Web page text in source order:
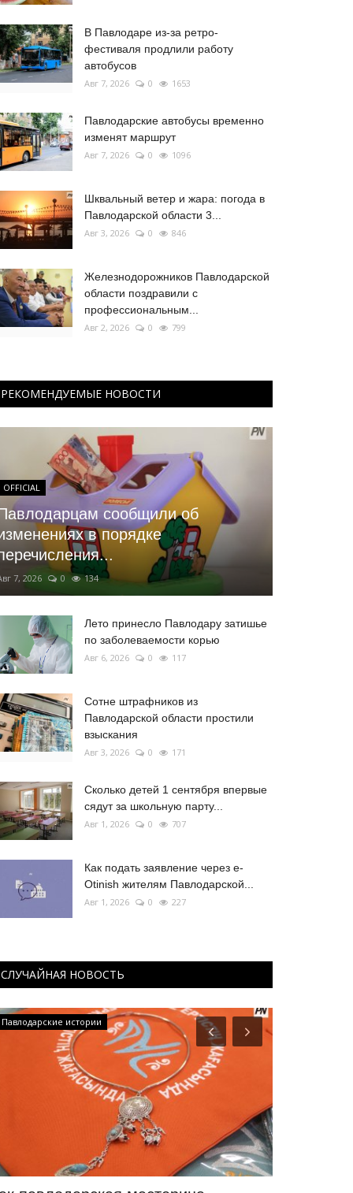
В Павлодаре из-за ретро-
фестиваля продлили работу
автобусов
Авг 7, 2026 0 1653
Павлодарские автобусы временно
изменят маршрут
Авг 7, 2026 0 1096
Шквальный ветер и жара: погода в
Павлодарской области 3...
Авг 3, 2026 0 846
Железнодорожников Павлодарской
области поздравили с
профессиональным...
Авг 2, 2026 0 799
РЕКОМЕНДУЕМЫЕ НОВОСТИ
OFFICIAL
сообщили об
в порядке
7, 2026 0 134
Лето принесло Павлодару затишье
по заболеваемости корью
Авг 6, 2026 0 117
Сотне штрафников из
Павлодарской области простили
взыскания
Авг 3, 2026 0 171
Сколько детей 1 сентября впервые
сядут за школьную парту...
Авг 1, 2026 0 707
Как подать заявление через e-
Otinish жителям Павлодарской...
Авг 1, 2026 0 227
СЛУЧАЙНАЯ НОВОСТЬ
Павлодарские истории